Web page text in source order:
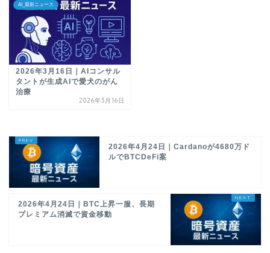
AI_最新ニュース
2026年3月16日｜AIコンサル
タントが生成AIで愛犬のがん
治療
2026年3月16日
2026年4月24日｜Cardanoが4680万ド
ルでBTCDeFi案
2026年4月24日｜BTC上昇一服、長期
プレミアム消滅で資金移動